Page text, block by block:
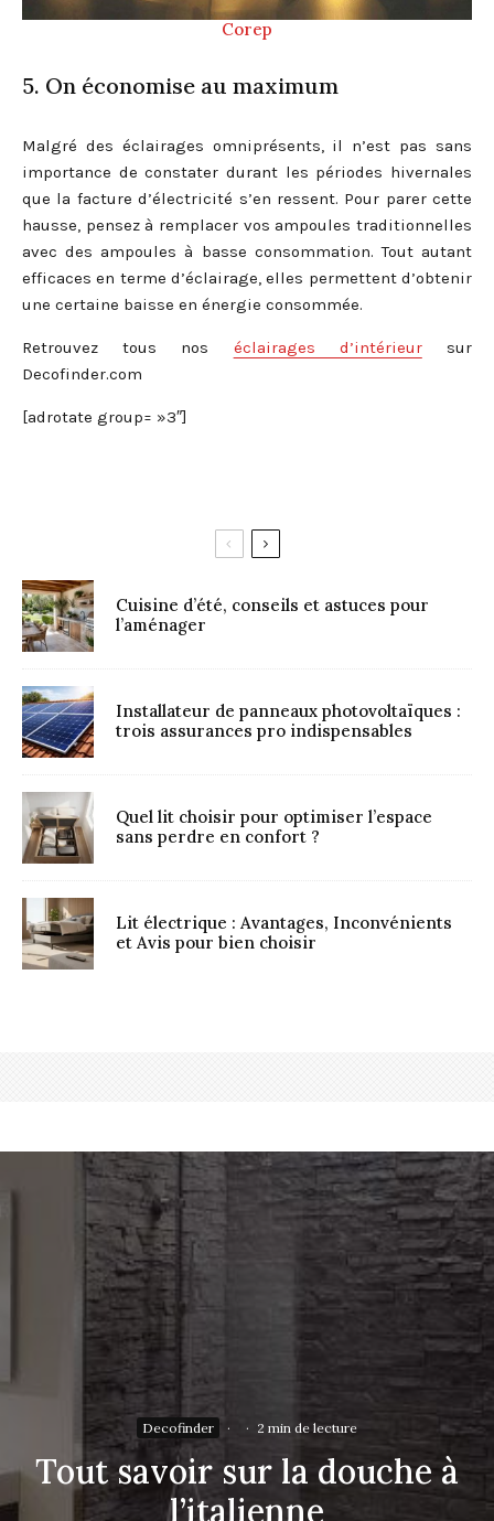
Corep
5. On économise au maximum
Malgré des éclairages omniprésents, il n’est pas sans
importance de constater durant les périodes hivernales
que la facture d’électricité s’en ressent. Pour parer cette
hausse, pensez à remplacer vos ampoules traditionnelles
avec des ampoules à basse consommation. Tout autant
efficaces en terme d’éclairage, elles permettent d’obtenir
une certaine baisse en énergie consommée.
Retrouvez tous nos éclairages d’intérieursur
Decofinder.com
[adrotate group= »3″]
Cuisine d’été, conseils et astuces pour
l’aménager
Installateur de panneaux photovoltaïques :
trois assurances pro indispensables
Quel lit choisir pour optimiser l’espace
sans perdre en confort ?
Lit électrique : Avantages, Inconvénients
et Avis pour bien choisir
Decofinder · · 2 min de lecture
Tout savoir sur la douche à
l’italienne